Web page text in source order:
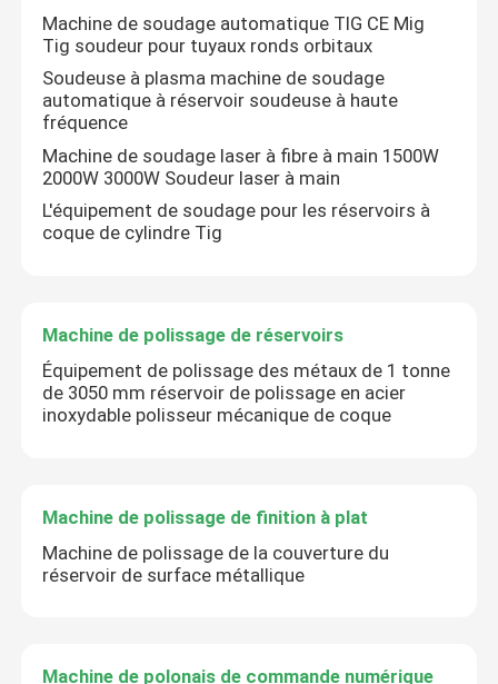
Machine de soudage automatique TIG CE Mig
Tig soudeur pour tuyaux ronds orbitaux
Soudeuse à plasma machine de soudage
automatique à réservoir soudeuse à haute
fréquence
Machine de soudage laser à fibre à main 1500W
2000W 3000W Soudeur laser à main
L'équipement de soudage pour les réservoirs à
coque de cylindre Tig
Machine de polissage de réservoirs
Équipement de polissage des métaux de 1 tonne
de 3050 mm réservoir de polissage en acier
inoxydable polisseur mécanique de coque
Machine de polissage de finition à plat
Machine de polissage de la couverture du
réservoir de surface métallique
Machine de polonais de commande numérique